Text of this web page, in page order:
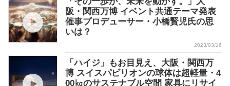
阪・関西万博 イベント共通テーマ発表
催事プロデューサー・小橋賢児氏の思
いは？
2023/03/16
「ハイジ」もお目見え、大阪・関西万
博 スイスパビリオンの球体は超軽量・4
00㎏のサステナブル空間 家具にリサイ